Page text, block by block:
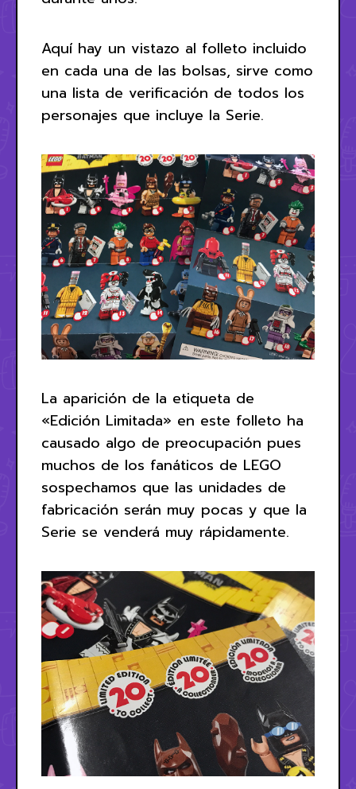
Aquí hay un vistazo al folleto incluido
en cada una de las bolsas, sirve como
una lista de verificación de todos los
personajes que incluye la Serie.
La aparición de la etiqueta de
«Edición Limitada» en este folleto ha
causado algo de preocupación pues
muchos de los fanáticos de LEGO
sospechamos que las unidades de
fabricación serán muy pocas y que la
Serie se venderá muy rápidamente.